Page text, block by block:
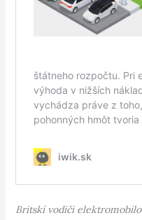
Britskí vodiči